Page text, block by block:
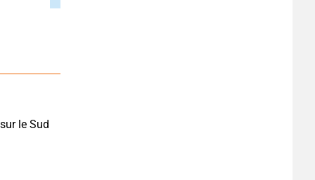
le Sud